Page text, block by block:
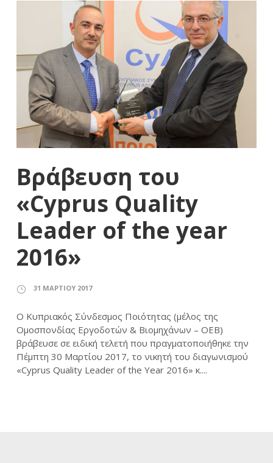
Βράβευση του
«Cyprus Quality
Leader of the year
2016»
31 ΜΑΡΤΊΟΥ 2017
Ο Κυπριακός Σύνδεσμος Ποιότητας (μέλος της
Ομοσπονδίας Εργοδοτών & Βιομηχάνων – ΟΕΒ)
βράβευσε σε ειδική τελετή που πραγματοποιήθηκε την
Πέμπτη 30 Μαρτίου 2017, το νικητή του διαγωνισμού
«Cyprus Quality Leader of the Year 2016» κ....